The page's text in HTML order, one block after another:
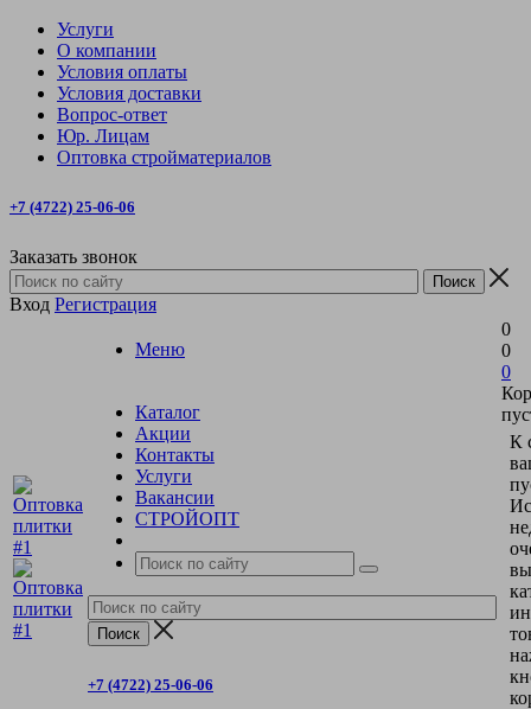
Услуги
О компании
Условия оплаты
Условия доставки
Вопрос-ответ
Юр. Лицам
Оптовка стройматериалов
+7 (4722) 25-06-06
Заказать звонок
Вход Регистрация
Меню
Каталог
Акции
Контакты
Услуги
Вакансии
СТРОЙОПТ
+7 (4722) 25-06-06
0
0
0
К